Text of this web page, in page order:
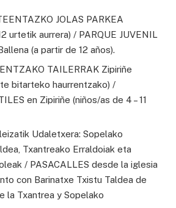
JOLAS PARKEA
urtetik aurrera) / PARQUE JUVENIL
(a partir de 12 años).
TAILERRAK Zipiriñe
bitarteko haurrentzako) /
en Zipiriñe (niños/as de 4 – 11
Udaletxera: Sopelako
Txantreako Erraldoiak eta
/ PASACALLES desde la iglesia
con Barinatxe Txistu Taldea de
la Txantrea y Sopelako